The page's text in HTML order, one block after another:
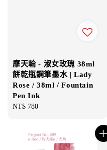
摩天輪 - 淑女玫瑰 38ml
餅乾瓶鋼筆墨水 | Lady
Rose / 38ml / Fountain
Pen Ink
Regular
NT$ 780